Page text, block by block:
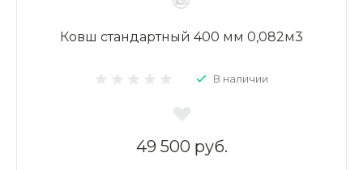
Ковш стандартный 400 мм 0,082м3
В наличии
49 500 руб.